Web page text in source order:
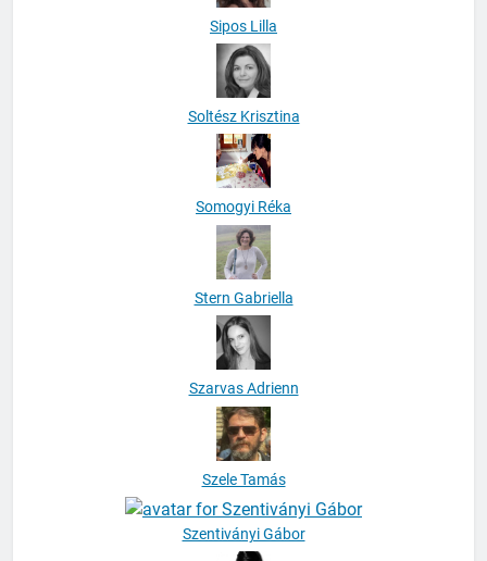
Sipos Lilla
Soltész Krisztina
Somogyi Réka
Stern Gabriella
Szarvas Adrienn
Szele Tamás
Szentiványi Gábor